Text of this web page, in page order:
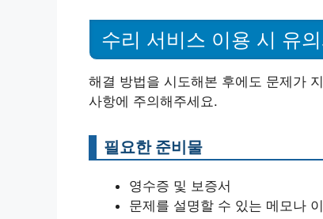
수리 서비스 이용 시 유
해결 방법을 시도해본 후에도 문제가
사항에 주의해주세요.
필요한 준비물
영수증 및 보증서
문제를 설명할 수 있는 메모나